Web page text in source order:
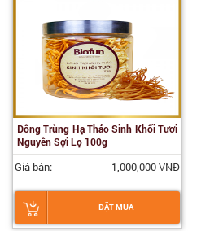
Đông Trùng Hạ Thảo Sinh Khối Tươi
Nguyên Sợi Lọ 100g
Giá bán: 1,000,000 VNĐ
ĐẶT MUA